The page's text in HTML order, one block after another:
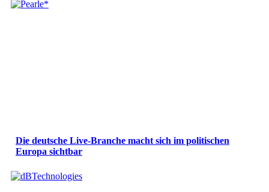
Die deutsche Live-Branche macht sich im politischen
Europa sichtbar